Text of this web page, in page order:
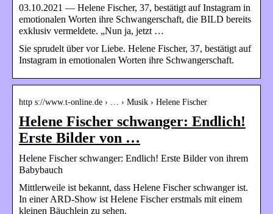
03.10.2021 — Helene Fischer, 37, bestätigt auf Instagram in
emotionalen Worten ihre Schwangerschaft, die BILD bereits
exklusiv vermeldete. „Nun ja, jetzt …
Sie sprudelt über vor Liebe. Helene Fischer, 37, bestätigt auf
Instagram in emotionalen Worten ihre Schwangerschaft.
http s://www.t-online.de › … › Musik › Helene Fischer
Helene Fischer schwanger: Endlich!
Erste Bilder von …
Helene Fischer schwanger: Endlich! Erste Bilder von ihrem
Babybauch
Mittlerweile ist bekannt, dass Helene Fischer schwanger ist.
In einer ARD-Show ist Helene Fischer erstmals mit einem
kleinen Bäuchlein zu sehen.